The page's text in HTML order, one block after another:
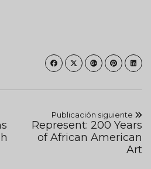
Publicación siguiente
Represent: 200 Years
of African American
Art